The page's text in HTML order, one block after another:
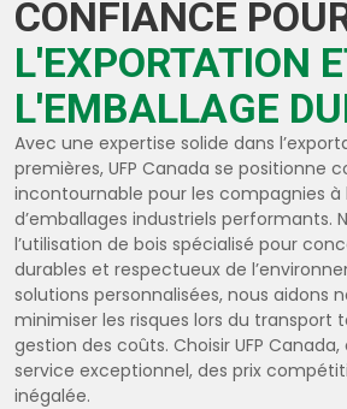
CONFIANCE
L'EXPORTATION
L'EMBALLAGE
Avec une expertise solide dans
premières, UFP Canada se positionne
incontournable pour les compagnies à
d’emballages industriels performants.
l’utilisation de bois spécialisé pour
durables et respectueux de
solutions personnalisées, nous aidons
minimiser les risques lors du transport
gestion des coûts. Choisir UFP
service exceptionnel, des prix
inégalée.